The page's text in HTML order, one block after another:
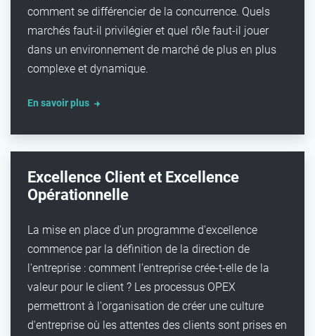
comment se différencier de la concurrence. Quels
marchés faut-il privilégier et quel rôle faut-il jouer
dans un environnement de marché de plus en plus
complexe et dynamique.
En savoir plus
Excellence Client et Excellence
Opérationnelle
La mise en place d'un programme d'excellence
commence par la définition de la direction de
l'entreprise : comment l'entreprise crée-t-elle de la
valeur pour le client ? Les processus OPEX
permettront à l'organisation de créer une culture
d'entreprise où les attentes des clients sont prises en